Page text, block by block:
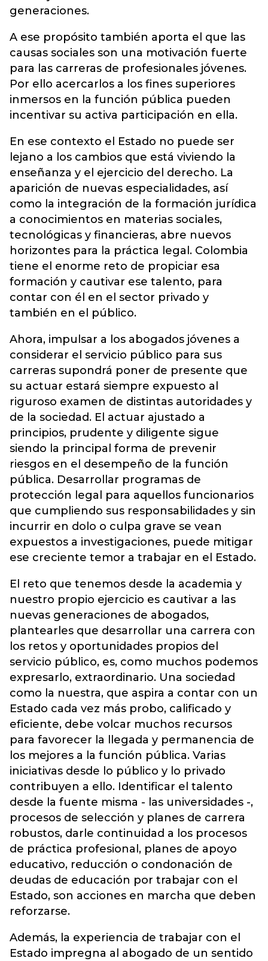
generaciones.
A ese propósito también aporta el que las
causas sociales son una motivación fuerte
para las carreras de profesionales jóvenes.
Por ello acercarlos a los fines superiores
inmersos en la función pública pueden
incentivar su activa participación en ella.
En ese contexto el Estado no puede ser
lejano a los cambios que está viviendo la
enseñanza y el ejercicio del derecho. La
aparición de nuevas especialidades, así
como la integración de la formación jurídica
a conocimientos en materias sociales,
tecnológicas y financieras, abre nuevos
horizontes para la práctica legal. Colombia
tiene el enorme reto de propiciar esa
formación y cautivar ese talento, para
contar con él en el sector privado y
también en el público.
Ahora, impulsar a los abogados jóvenes a
considerar el servicio público para sus
carreras supondrá poner de presente que
su actuar estará siempre expuesto al
riguroso examen de distintas autoridades y
de la sociedad. El actuar ajustado a
principios, prudente y diligente sigue
siendo la principal forma de prevenir
riesgos en el desempeño de la función
pública. Desarrollar programas de
protección legal para aquellos funcionarios
que cumpliendo sus responsabilidades y sin
incurrir en dolo o culpa grave se vean
expuestos a investigaciones, puede mitigar
ese creciente temor a trabajar en el Estado.
El reto que tenemos desde la academia y
nuestro propio ejercicio es cautivar a las
nuevas generaciones de abogados,
plantearles que desarrollar una carrera con
los retos y oportunidades propios del
servicio público, es, como muchos podemos
expresarlo, extraordinario. Una sociedad
como la nuestra, que aspira a contar con un
Estado cada vez más probo, calificado y
eficiente, debe volcar muchos recursos
para favorecer la llegada y permanencia de
los mejores a la función pública. Varias
iniciativas desde lo público y lo privado
contribuyen a ello. Identificar el talento
desde la fuente misma - las universidades -,
procesos de selección y planes de carrera
robustos, darle continuidad a los procesos
de práctica profesional, planes de apoyo
educativo, reducción o condonación de
deudas de educación por trabajar con el
Estado, son acciones en marcha que deben
reforzarse.
Además, la experiencia de trabajar con el
Estado impregna al abogado de un sentido